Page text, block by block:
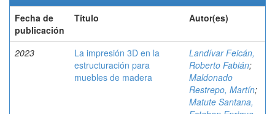
Fecha de
publicación
Título Autor(es)
2023
La impresión 3D en la
estructuración para
muebles de madera
Landívar Feicán,
Roberto Fabián;
Maldonado
Restrepo, Martín;
Matute Santana,